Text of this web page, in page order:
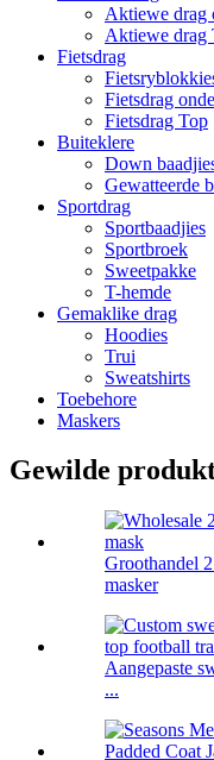
Aktiewe drag
Aktiewe drag
Fietsdrag
Fietsdrag
Fietsdrag Top
Buiteklere
Down
Gewatteerde
Sportdrag
Sportbaadjies
Sportbroek
Sweetpakke
T-hemde
Gemaklike drag
Hoodies
Trui
Sweatshirts
Toebehore
Maskers
Gewilde
Groothandel
masker
Aangepaste
...